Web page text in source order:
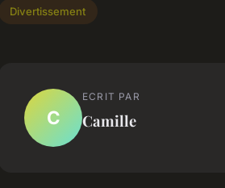
Divertissement
C
ECRIT PAR
Camille